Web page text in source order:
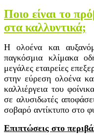
Ποιο είναι το
στα καλλυντικά;
Η ολοένα και
παγκόσμια κλίμακα
μεγάλες εταιρείες
στην εύρεση ολοένα
καλλιέργεια του
σε αλυσιδωτές
σοβαρό αντίκτυπο στο
Επιπτώσεις στο